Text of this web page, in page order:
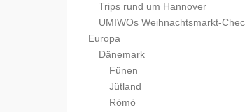
Trips rund um Hannover
UMIWOs Weihnachtsmarkt-
Europa
Dänemark
Fünen
Jütland
Römö